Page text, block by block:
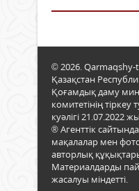
© 2026. Qarmaqshy-
Қазақстан
Қоғамдық даму
комитетінің
куәлігі 21.07.2022
® Агенттік
мақалалар мен
авторлық
Материалдарды
жасалуы міндетті.